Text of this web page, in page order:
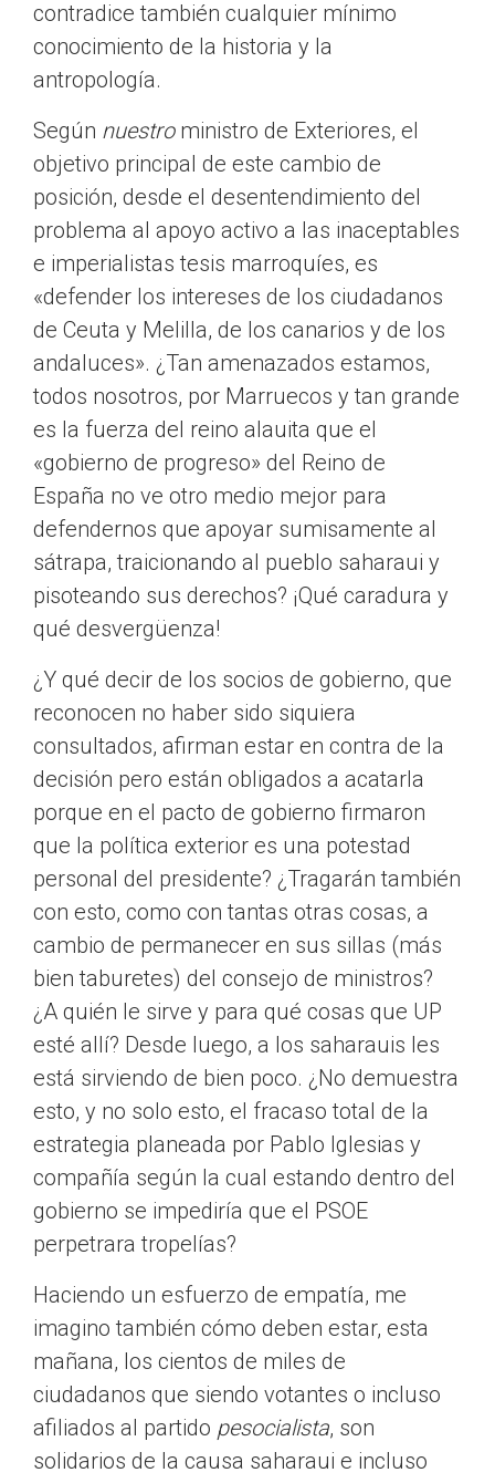
contradice también cualquier mínimo
conocimiento de la historia y la
antropología.
Según nuestroministro de Exteriores, el
objetivo principal de este cambio de
posición, desde el desentendimiento del
problema al apoyo activo a las inaceptables
e imperialistas tesis marroquíes, es
«defender los intereses de los ciudadanos
de Ceuta y Melilla, de los canarios y de los
andaluces». ¿Tan amenazados estamos,
todos nosotros, por Marruecos y tan grande
es la fuerza del reino alauita que el
«gobierno de progreso» del Reino de
España no ve otro medio mejor para
defendernos que apoyar sumisamente al
sátrapa, traicionando al pueblo saharaui y
pisoteando sus derechos? ¡Qué caradura y
qué desvergüenza!
¿Y qué decir de los socios de gobierno, que
reconocen no haber sido siquiera
consultados, afirman estar en contra de la
decisión pero están obligados a acatarla
porque en el pacto de gobierno firmaron
que la política exterior es una potestad
personal del presidente? ¿Tragarán también
con esto, como con tantas otras cosas, a
cambio de permanecer en sus sillas (más
bien taburetes) del consejo de ministros?
¿A quién le sirve y para qué cosas que UP
esté allí? Desde luego, a los saharauis les
está sirviendo de bien poco. ¿No demuestra
esto, y no solo esto, el fracaso total de la
estrategia planeada por Pablo Iglesias y
compañía según la cual estando dentro del
gobierno se impediría que el PSOE
perpetrara tropelías?
Haciendo un esfuerzo de empatía, me
imagino también cómo deben estar, esta
mañana, los cientos de miles de
ciudadanos que siendo votantes o incluso
afiliados al partido pesocialista, son
solidarios de la causa saharaui e incluso